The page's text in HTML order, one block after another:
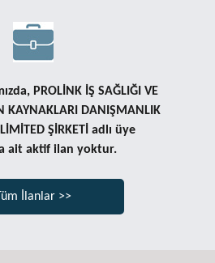
PROLİNK İŞ SAĞLIĞI VE
KAYNAKLARI DANIŞMANLIK
ŞİRKETİ adlı üye
ait aktif ilan yoktur.
İlanlar >>